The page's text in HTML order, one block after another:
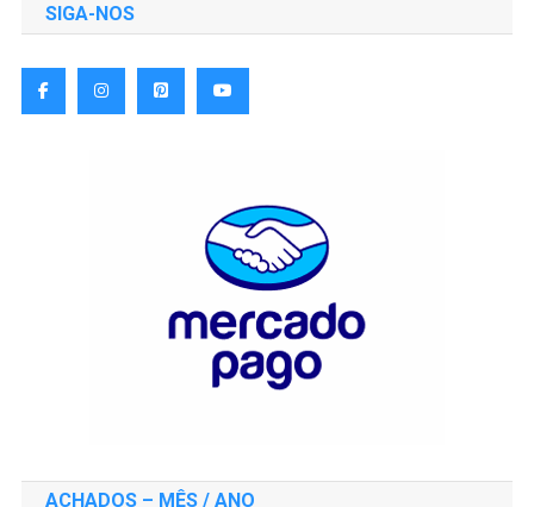
SIGA-NOS
ACHADOS – MÊS / ANO